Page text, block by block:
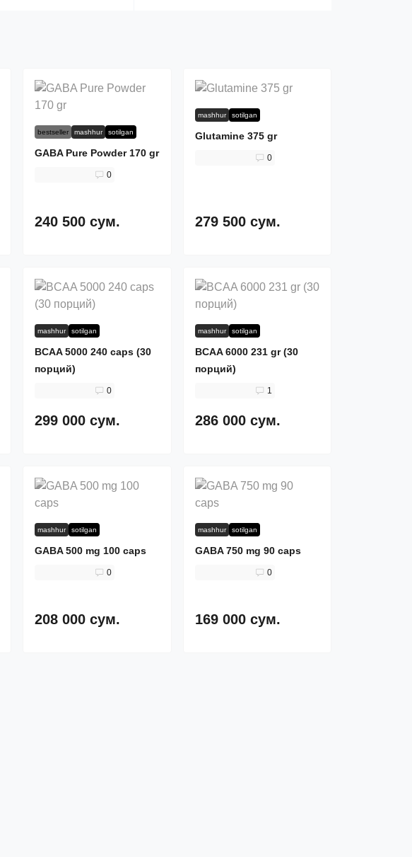
bestseller mashhur sotilgan
GABA Pure Powder 170 gr
0
240 500 сум.
mashhur sotilgan
Glutamine 375 gr
0
279 500 сум.
mashhur sotilgan
BCAA 5000 240 caps (30
порций)
0
299 000 сум.
mashhur sotilgan
BCAA 6000 231 gr (30
порций)
1
286 000 сум.
mashhur sotilgan
GABA 500 mg 100 caps
0
208 000 сум.
mashhur sotilgan
GABA 750 mg 90 caps
0
169 000 сум.